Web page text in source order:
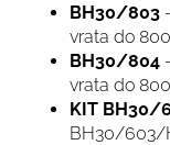
BH30/803
vrata do
BH30/804
vrata do
KIT BH30/
BH30/603/